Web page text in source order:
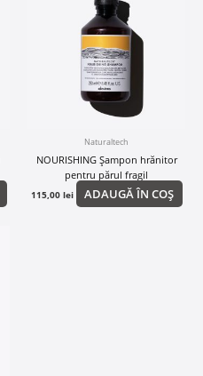
Naturaltech
NOURISHING Șampon hrănitor
pentru părul fragil
115,00 lei ADAUGĂ ÎN COȘ